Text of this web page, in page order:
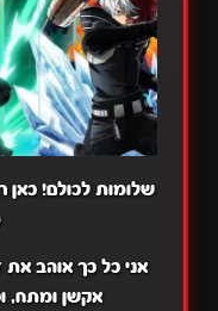
שלומות לכולם!
אני כל כך אוהב
אקשן ומתח,